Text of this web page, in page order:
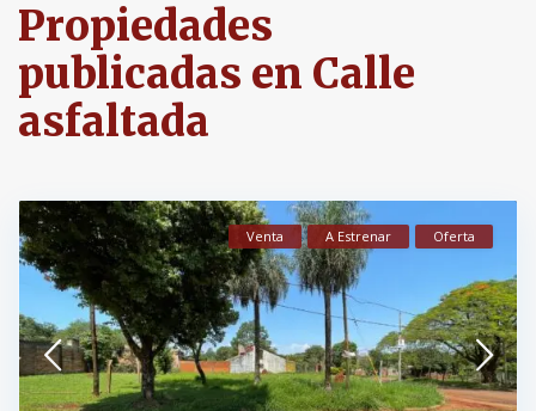
Propiedades
publicadas en Calle
asfaltada
Venta A Estrenar Oferta